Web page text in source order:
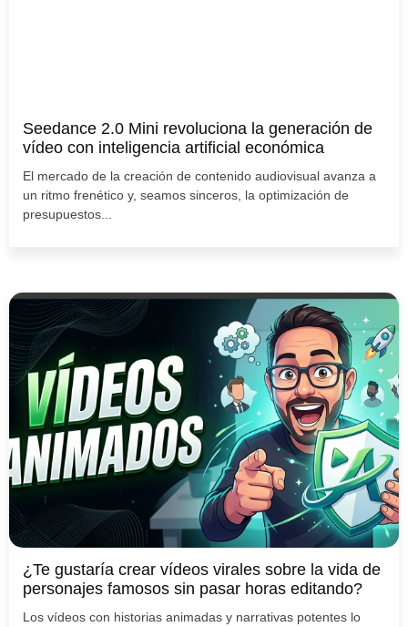
Seedance 2.0 Mini revoluciona la generación de
vídeo con inteligencia artificial económica
El mercado de la creación de contenido audiovisual avanza a
un ritmo frenético y, seamos sinceros, la optimización de
presupuestos...
¿Te gustaría crear vídeos virales sobre la vida de
personajes famosos sin pasar horas editando?
Los vídeos con historias animadas y narrativas potentes lo